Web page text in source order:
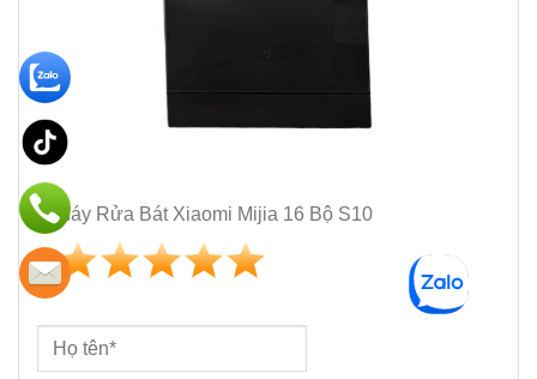
Máy Rửa Bát Xiaomi Mijia 16 Bộ S10